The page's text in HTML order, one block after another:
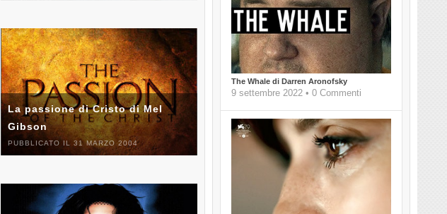
The Whale di Darren Aronofsky
9 settembre 2022 • 0 Commenti
La passione di Cristo di Mel
Gibson
PUBBLICATO IL 31 MARZO 2004